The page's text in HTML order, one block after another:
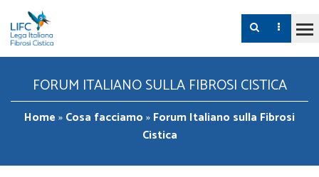
FORUM ITALIANO SULLA FIBROSI CISTICA
Home»Cosa facciamo»Forum Italiano sulla Fibrosi
Cistica